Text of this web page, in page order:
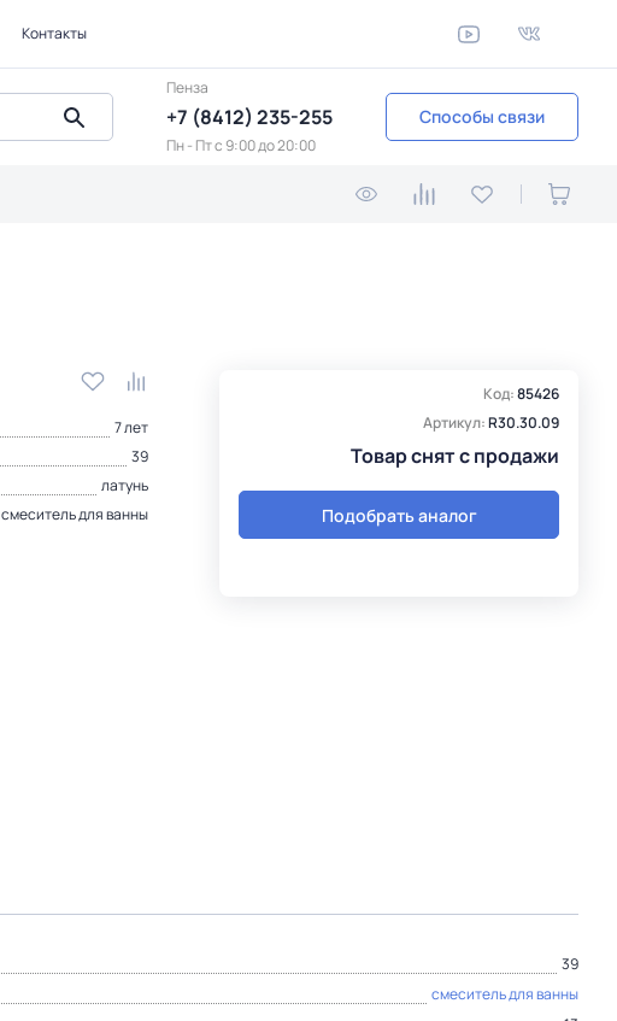
Контакты
Пенза
+7 (8412) 235-255
Пн - Пт c 9:00 до 20:00
Способы связи
7 лет
39
латунь
смеситель для ванны
Код:85426
Артикул:R30.30.09
Товар снят с продажи
Подобрать аналог
39
смеситель для ванны